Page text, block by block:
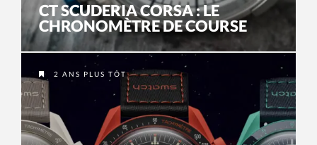
CT SCUDERIA CORSA : LE
CHRONOMÈTRE DE COURSE
2 ANS PLUS TÔT